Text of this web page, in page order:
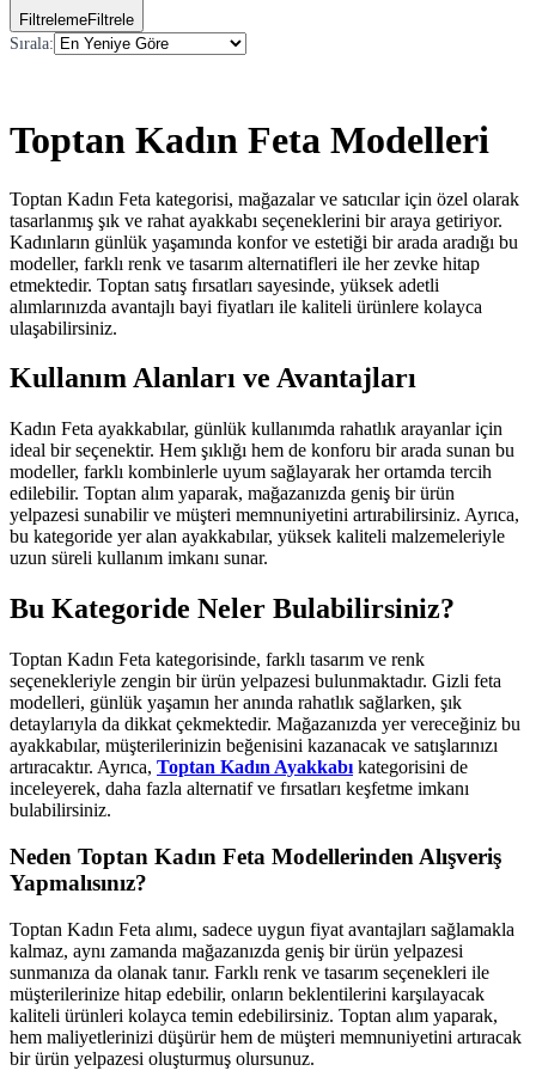
FiltrelemeFiltrele
Sırala:
Toptan Kadın Feta Modelleri
Toptan Kadın Feta kategorisi, mağazalar ve satıcılar için özel olarak
tasarlanmış şık ve rahat ayakkabı seçeneklerini bir araya getiriyor.
Kadınların günlük yaşamında konfor ve estetiği bir arada aradığı bu
modeller, farklı renk ve tasarım alternatifleri ile her zevke hitap
etmektedir. Toptan satış fırsatları sayesinde, yüksek adetli
alımlarınızda avantajlı bayi fiyatları ile kaliteli ürünlere kolayca
ulaşabilirsiniz.
Kullanım Alanları ve Avantajları
Kadın Feta ayakkabılar, günlük kullanımda rahatlık arayanlar için
ideal bir seçenektir. Hem şıklığı hem de konforu bir arada sunan bu
modeller, farklı kombinlerle uyum sağlayarak her ortamda tercih
edilebilir. Toptan alım yaparak, mağazanızda geniş bir ürün
yelpazesi sunabilir ve müşteri memnuniyetini artırabilirsiniz. Ayrıca,
bu kategoride yer alan ayakkabılar, yüksek kaliteli malzemeleriyle
uzun süreli kullanım imkanı sunar.
Bu Kategoride Neler Bulabilirsiniz?
Toptan Kadın Feta kategorisinde, farklı tasarım ve renk
seçenekleriyle zengin bir ürün yelpazesi bulunmaktadır. Gizli feta
modelleri, günlük yaşamın her anında rahatlık sağlarken, şık
detaylarıyla da dikkat çekmektedir. Mağazanızda yer vereceğiniz bu
ayakkabılar, müşterilerinizin beğenisini kazanacak ve satışlarınızı
artıracaktır. Ayrıca, Toptan Kadın Ayakkabı kategorisini de
inceleyerek, daha fazla alternatif ve fırsatları keşfetme imkanı
bulabilirsiniz.
Neden Toptan Kadın Feta Modellerinden Alışveriş
Yapmalısınız?
Toptan Kadın Feta alımı, sadece uygun fiyat avantajları sağlamakla
kalmaz, aynı zamanda mağazanızda geniş bir ürün yelpazesi
sunmanıza da olanak tanır. Farklı renk ve tasarım seçenekleri ile
müşterilerinize hitap edebilir, onların beklentilerini karşılayacak
kaliteli ürünleri kolayca temin edebilirsiniz. Toptan alım yaparak,
hem maliyetlerinizi düşürür hem de müşteri memnuniyetini artıracak
bir ürün yelpazesi oluşturmuş olursunuz.